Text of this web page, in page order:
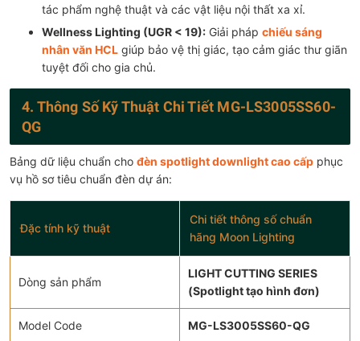
tác phẩm nghệ thuật và các vật liệu nội thất xa xỉ.
Wellness Lighting (UGR < 19): Giải pháp chiếu sáng
nhân văn HCL giúp bảo vệ thị giác, tạo cảm giác thư giãn
tuyệt đối cho gia chủ.
4. Thông Số Kỹ Thuật Chi Tiết MG-LS3005SS60-
QG
Bảng dữ liệu chuẩn cho đèn spotlight downlight cao cấp phục
vụ hồ sơ tiêu chuẩn đèn dự án:
Đặc tính kỹ thuật
Chi tiết thông số chuẩn
hãng Moon Lighting
Dòng sản phẩm
LIGHT CUTTING SERIES
(Spotlight tạo hình đơn)
Model Code MG-LS3005SS60-QG